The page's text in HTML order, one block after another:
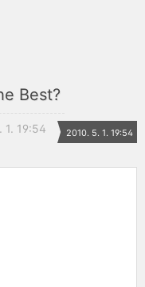
Best?
1. 19:54 2010. 5. 1. 19:54